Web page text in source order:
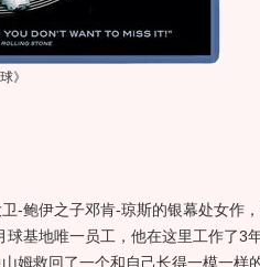
》
伊之子邓肯-琼斯的银幕处女作，
球基地唯一员工，他在这里工作了3
姆救回了一个和自己长得一模一样